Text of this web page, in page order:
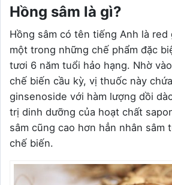
Hồng sâm là gì?
Hồng sâm có tên tiếng Anh là red
một trong những chế phẩm đặc
tươi 6 năm tuổi hảo hạng. Nhờ
chế biến cầu kỳ, vị thuốc này
ginsenoside với hàm lượng dồi
trị dinh dưỡng của hoạt chất
sâm cũng cao hơn hẳn nhân sâm
chế biến.